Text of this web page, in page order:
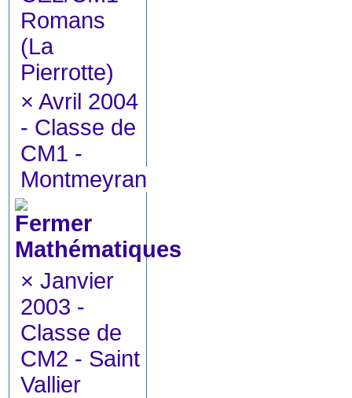
Romans
(La
Pierrotte)
× Avril 2004
- Classe de
CM1 -
Montmeyran
Mathématiques
× Janvier
2003 -
Classe de
CM2 - Saint
Vallier